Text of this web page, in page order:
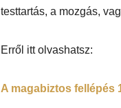
testtartás, a mozgás,
Erről itt olvashatsz:
A magabiztos fellépés